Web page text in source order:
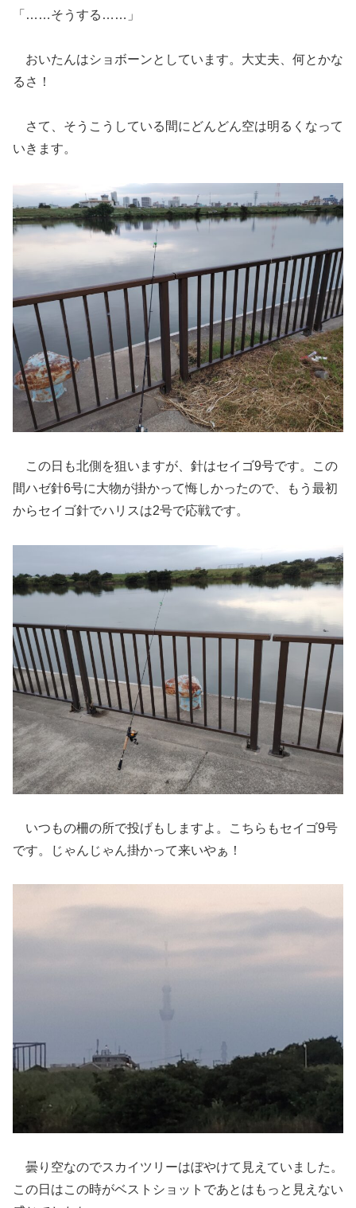
「……そうする……」
おいたんはショボーンとしています。大丈夫、何とかな
るさ！
さて、そうこうしている間にどんどん空は明るくなって
いきます。
この日も北側を狙いますが、針はセイゴ9号です。この
間ハゼ針6号に大物が掛かって悔しかったので、もう最初
からセイゴ針でハリスは2号で応戦です。
いつもの柵の所で投げもしますよ。こちらもセイゴ9号
です。じゃんじゃん掛かって来いやぁ！
曇り空なのでスカイツリーはぼやけて見えていました。
この日はこの時がベストショットであとはもっと見えない